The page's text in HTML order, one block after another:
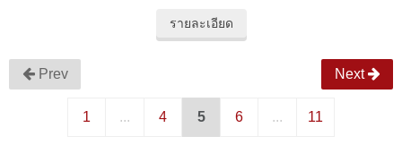
รายละเอียด
Prev Next
1 ... 4 5 6 ... 11